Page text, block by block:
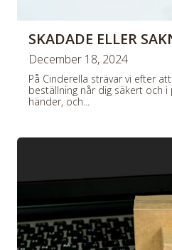
SKADADE ELLER
December 18, 2024
På Cinderella strävar vi efter
beställning når dig säkert och
händer, och...